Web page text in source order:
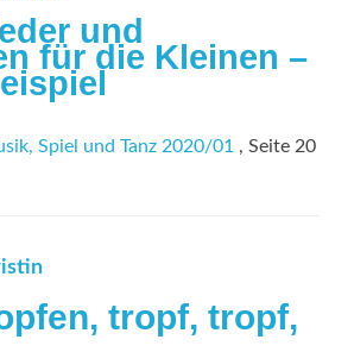
und
für die Kleinen –
Spiel und Tanz 2020/01 , Seite 20
tropf, tropf,